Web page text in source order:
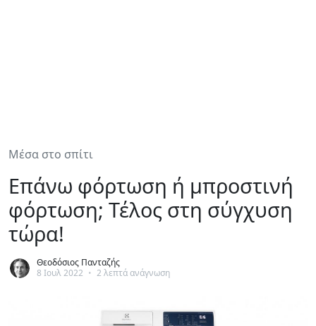
Μέσα στο σπίτι
Επάνω φόρτωση ή μπροστινή
φόρτωση; Τέλος στη σύγχυση
τώρα!
Θεοδόσιος Πανταζής
8 Ιουλ 2022 • 2 λεπτά ανάγνωση